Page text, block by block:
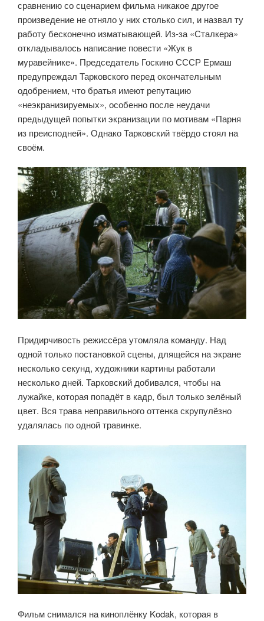
сравнению со сценарием фильма никакое другое
произведение не отняло у них столько сил, и назвал ту
работу бесконечно изматывающей. Из-за «Сталкера»
откладывалось написание повести «Жук в
муравейнике». Председатель Госкино СССР Ермаш
предупреждал Тарковского перед окончательным
одобрением, что братья имеют репутацию
«неэкранизируемых», особенно после неудачи
предыдущей попытки экранизации по мотивам «Парня
из преисподней». Однако Тарковский твёрдо стоял на
своём.
Придирчивость режиссёра утомляла команду. Над
одной только постановкой сцены, длящейся на экране
несколько секунд, художники картины работали
несколько дней. Тарковский добивался, чтобы на
лужайке, которая попадёт в кадр, был только зелёный
цвет. Вся трава неправильного оттенка скрупулёзно
удалялась по одной травинке.
Фильм снимался на киноплёнку Kodak, которая в